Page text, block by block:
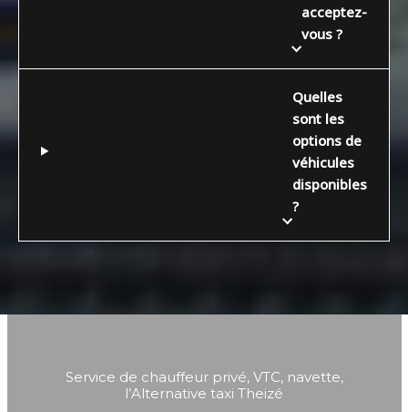
acceptez-
vous ?
Quelles
sont les
options de
véhicules
disponibles
?
Service de chauffeur privé, VTC, navette,
l’Alternative taxi Theizé